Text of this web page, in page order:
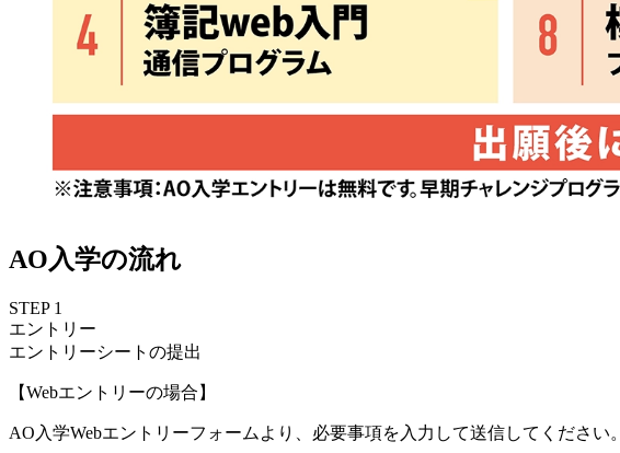
AO入学の流れ
STEP 1
エントリー
エントリーシートの提出
【Webエントリーの場合】
AO入学Webエントリーフォームより、必要事項を入力して送信してください。